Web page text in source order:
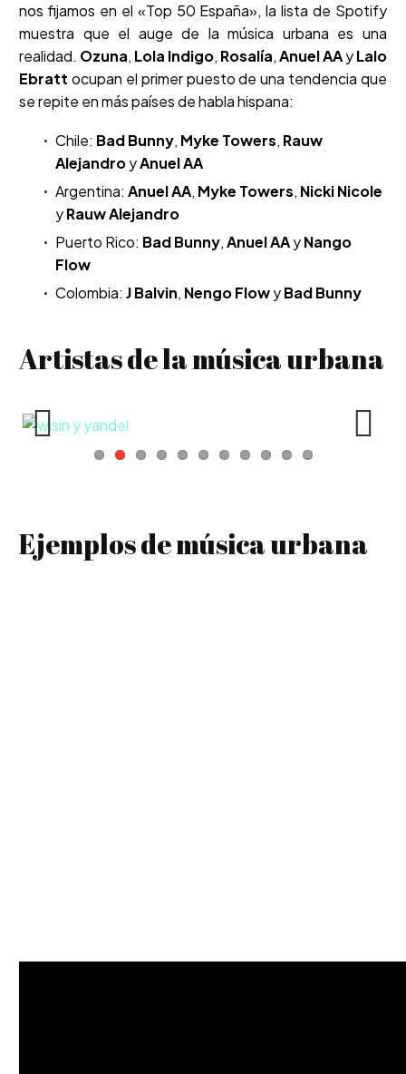
nos fijamos en el «Top 50 España», la lista de Spotify
muestra que el auge de la música urbana es una
realidad. Ozuna, Lola Indigo, Rosalía,Anuel AAyLalo
Ebratt ocupan el primer puesto de una tendencia que
se repite en más países de habla hispana:
Chile: Bad Bunny, Myke Towers, Rauw
AlejandroyAnuel AA
Argentina: Anuel AA, Myke Towers, Nicki Nicole
yRauw Alejandro
Puerto Rico: Bad Bunny,Anuel AAyNango
Flow
Colombia: J Balvin, Nengo FlowyBad Bunny
Artistas de la música urbana
Ejemplos de música urbana